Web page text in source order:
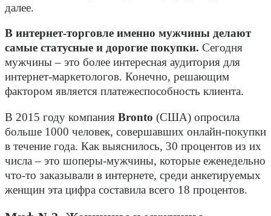
далее.
В интернет-торговле именно мужчины делают
самые статусные и дорогие покупки. Сегодня
мужчины – это более интересная аудитория для
интернет-маркетологов. Конечно, решающим
фактором является платежеспособность клиента.
В 2015 году компания Bronto (США) опросила
больше 1000 человек, совершавших онлайн-покупки
в течение года. Как выяснилось, 30 процентов из их
числа – это шоперы-мужчины, которые еженедельно
что-то заказывали в интернете, среди анкетируемых
женщин эта цифра составила всего 18 процентов.